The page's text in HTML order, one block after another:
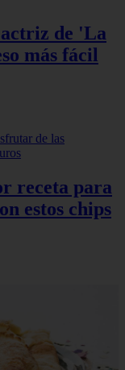
de 'La
más fácil
receta para
estos chips